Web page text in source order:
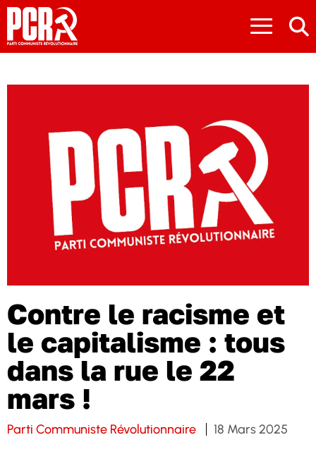
≡
Contre le racisme et
le capitalisme : tous
dans la rue le 22
mars !
Parti Communiste Révolutionnaire 18 Mars 2025